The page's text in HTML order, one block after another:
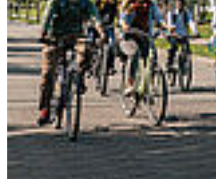
Go to slide 5
Go to slide 6
Go to slide 7
Go to slide 8
Go to slide 9